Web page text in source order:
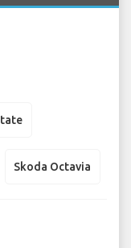
Skoda Octavia